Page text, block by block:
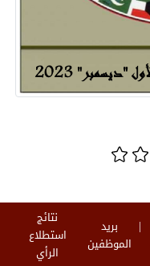
بريد
الموظفين
نتائج
استطلاع
الرأي